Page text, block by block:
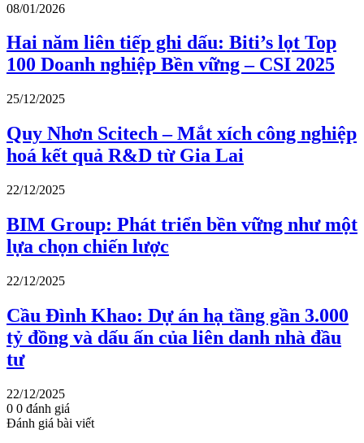
08/01/2026
Hai năm liên tiếp ghi dấu: Biti’s lọt Top
100 Doanh nghiệp Bền vững – CSI 2025
25/12/2025
Quy Nhơn Scitech – Mắt xích công nghiệp
hoá kết quả R&D từ Gia Lai
22/12/2025
BIM Group: Phát triển bền vững như một
lựa chọn chiến lược
22/12/2025
Cầu Đình Khao: Dự án hạ tầng gần 3.000
tỷ đồng và dấu ấn của liên danh nhà đầu
tư
22/12/2025
0 0 đánh giá
Đánh giá bài viết